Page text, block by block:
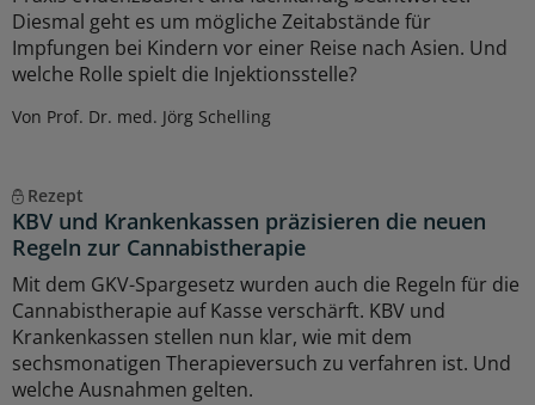
Diesmal geht es um mögliche Zeitabstände für
Impfungen bei Kindern vor einer Reise nach Asien. Und
welche Rolle spielt die Injektionsstelle?
Von Prof. Dr. med. Jörg Schelling
Rezept
KBV und Krankenkassen präzisieren die neuen
Regeln zur Cannabistherapie
Mit dem GKV-Spargesetz wurden auch die Regeln für die
Cannabistherapie auf Kasse verschärft. KBV und
Krankenkassen stellen nun klar, wie mit dem
sechsmonatigen Therapieversuch zu verfahren ist. Und
welche Ausnahmen gelten.